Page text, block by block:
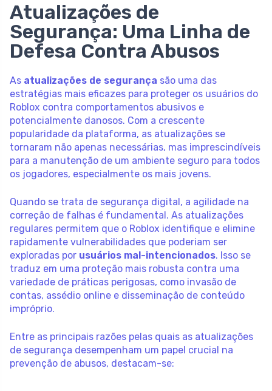
Atualizações de
Segurança: Uma Linha de
Defesa Contra Abusos
As atualizações de segurança são uma das
estratégias mais eficazes para proteger os usuários do
Roblox contra comportamentos abusivos e
potencialmente danosos. Com a crescente
popularidade da plataforma, as atualizações se
tornaram não apenas necessárias, mas imprescindíveis
para a manutenção de um ambiente seguro para todos
os jogadores, especialmente os mais jovens.
Quando se trata de segurança digital, a agilidade na
correção de falhas é fundamental. As atualizações
regulares permitem que o Roblox identifique e elimine
rapidamente vulnerabilidades que poderiam ser
exploradas por usuários mal-intencionados. Isso se
traduz em uma proteção mais robusta contra uma
variedade de práticas perigosas, como invasão de
contas, assédio online e disseminação de conteúdo
impróprio.
Entre as principais razões pelas quais as atualizações
de segurança desempenham um papel crucial na
prevenção de abusos, destacam-se: